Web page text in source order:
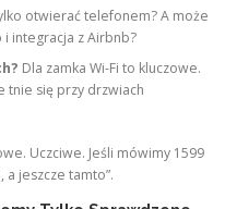
otwierać telefonem? A może
i integracja z Airbnb?
Dla zamka Wi-Fi to kluczowe.
tnie się przy drzwiach
Uczciwe. Jeśli mówimy 1599
a jeszcze tamto”.